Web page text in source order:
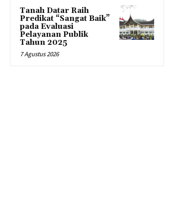
Tanah Datar Raih
Predikat “Sangat Baik”
pada Evaluasi
Pelayanan Publik
Tahun 2025
7 Agustus 2026